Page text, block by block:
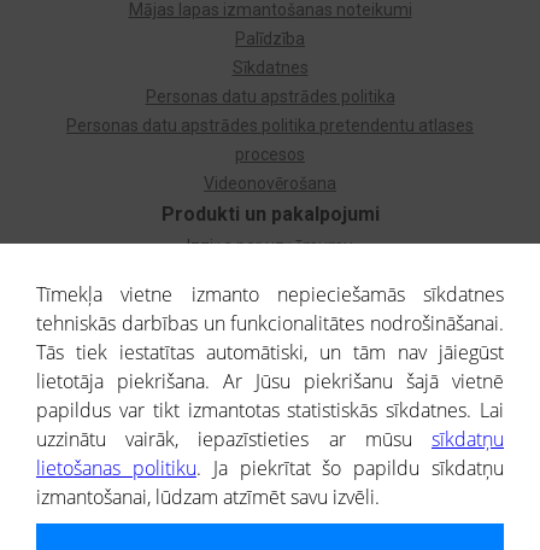
Produkti un pakalpojumi
Izziņa par uzņēmumu
Dzimtas koks
Uzņēmumu atlase
Monitorings
Kredītizziņa par ārvalstu uzņēmumiem
Mājas lapas izmantošanas noteikumi
Palīdzība
Sīkdatnes
Personas datu apstrādes politika
Personas datu apstrādes politika pretendentu atlases
procesos
Videonovērošana
® CREDITREFORM Latvija
SIA
Tīmekļa vietne izmanto nepieciešamās sīkdatnes
tehniskās darbības un funkcionalitātes nodrošināšanai.
Tās tiek iestatītas automātiski, un tām nav jāiegūst
lietotāja piekrišana. Ar Jūsu piekrišanu šajā vietnē
papildus var tikt izmantotas statistiskās sīkdatnes. Lai
uzzinātu vairāk, iepazīstieties ar mūsu sīkdatņu
lietošanas politiku. Ja piekrītat šo papildu sīkdatņu
izmantošanai, lūdzam atzīmēt savu izvēli.